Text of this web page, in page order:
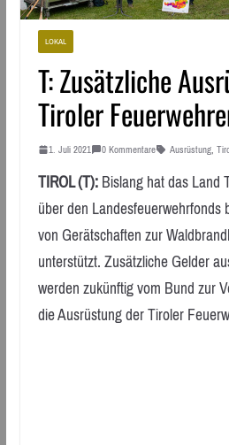
LOKAL
T: Zusätzliche
Tiroler
1. Juli 2021 0 Kommentare Ausrüstung,
TIROL (T):Bislang hat das Land
über den Landesfeuerwehrfonds
von Gerätschaften zur
unterstützt. Zusätzliche Gelder
werden zukünftig vom Bund zur
die Ausrüstung der Tiroler